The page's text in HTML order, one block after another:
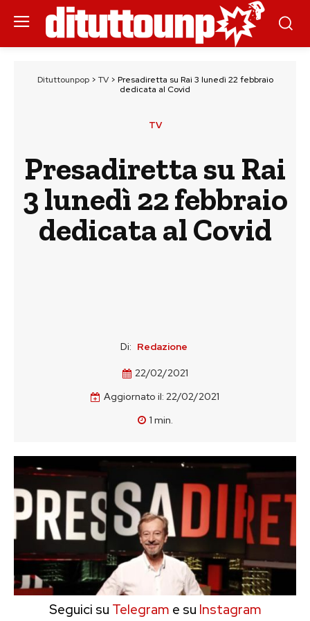
Dituttounpop> TV> Presadiretta su Rai 3 lunedì 22 febbraio
dedicata al Covid
TV
Presadiretta su Rai
3 lunedì 22 febbraio
dedicata al Covid
Di: Redazione
22/02/2021
Aggiornato il: 22/02/2021
1 min.
Seguici su Telegram e su Instagram